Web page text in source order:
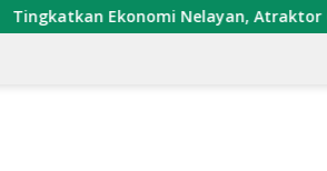
Ekonomi Nelayan, Atraktor Cumi